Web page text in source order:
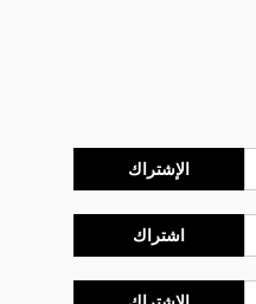
الإشتراك
اشتراك